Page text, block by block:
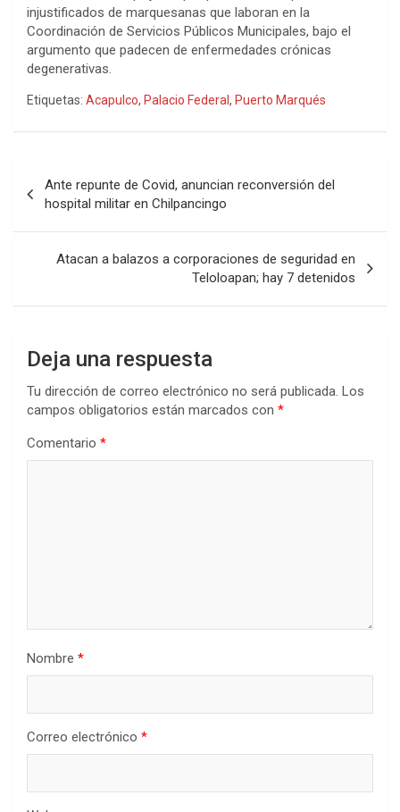
injustificados de marquesanas que laboran en la
Coordinación de Servicios Públicos Municipales, bajo el
argumento que padecen de enfermedades crónicas
degenerativas.
Etiquetas: Acapulco, Palacio Federal , Puerto Marqués
de
entradas
Ante repunte de Covid, anuncian reconversión del
hospital militar en Chilpancingo
Atacan a balazos a corporaciones de seguridad en
Teloloapan; hay 7 detenidos
Deja una respuesta
Tu dirección de correo electrónico no será publicada. Los
campos obligatorios están marcados con *
Comentario *
Nombre *
Correo electrónico *